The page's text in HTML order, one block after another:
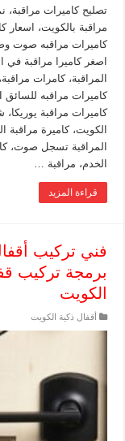
تصليح كاميرات
مراقبة بالكويت، اسعار
كاميرات مراقبه صوت
المراقبة، كامرات
كاميرات مراقبه للسائق
كاميرات مراقبة
الكويت، كاميرة مراقبة
المراقبة تسجل صوت،
الخدم، مراقبة …
قراءة المزيد
برمجة تركيب
الكويت
أقفال ذكية الكويت